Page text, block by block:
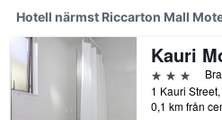
Hotell närmst Riccarton Mall
Kauri
3 stjärnor
0,1 km från